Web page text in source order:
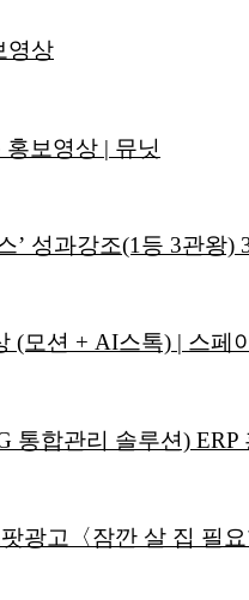
영상
보영상 | 뮤닛
’ 성과강조(1등 3관왕)
(모션 + AI스톡) | 스페
통합관리 솔루션) ERP
광고〈잠깐 살 집 필요